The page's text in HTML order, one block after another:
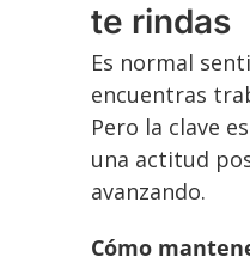
te rindas
Es normal
encuentras
Pero la clave
una actitud
avanzando.
Cómo